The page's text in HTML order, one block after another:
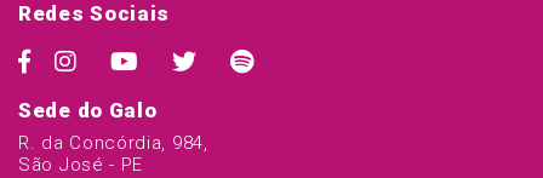
Redes Sociais
Sede do Galo
R. da Concórdia, 984,
São José - PE